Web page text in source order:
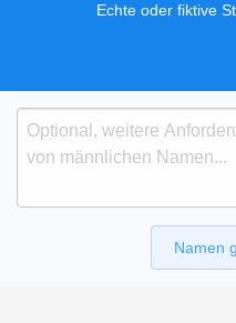
Echte oder fiktive
Namen